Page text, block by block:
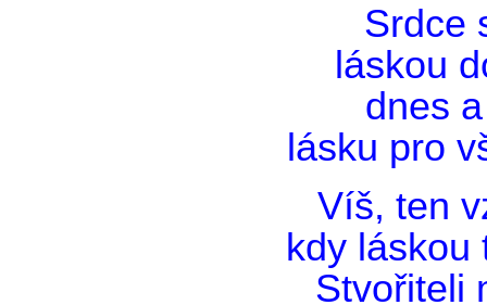
Srdce
láskou
dnes
lásku pro
Víš, ten
kdy láskou
Stvořiteli